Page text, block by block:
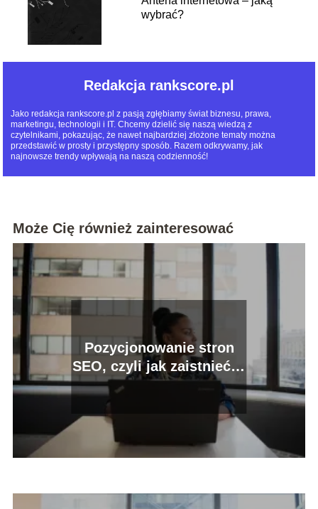
wybrać?
Redakcja rankscore.pl
Jako redakcja rankscore.pl z pasją zgłębiamy świat biznesu, prawa,
marketingu, technologii i IT. Chcemy dzielić się naszą wiedzą z
czytelnikami, pokazując, że nawet najbardziej złożone tematy można
przedstawić w prosty i przystępny sposób. Razem odkrywamy, jak
najnowsze trendy wpływają na naszą codzienność!
Może Cię również zainteresować
Pozycjonowanie stron
SEO, czyli jak zaistnieć w
internecie